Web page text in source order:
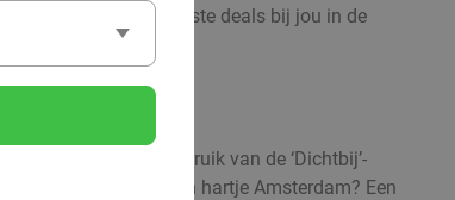
handomdraai de beste deals bij jou in de
maak je handig gebruik van de ‘Dichtbij’-
bioscoopkaartje in hartje Amsterdam? Een